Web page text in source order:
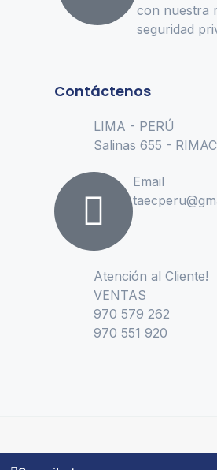
con nuestra
seguridad
Contáctenos
LIMA - PERÚ
Salinas 655 - RIMAC
Email
Atención al Cliente!
VENTAS
970 579 262
970 551 920